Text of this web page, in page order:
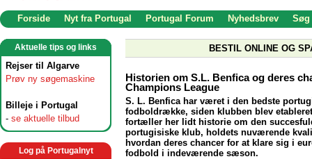
Forside Nyt fra Portugal Portugal Forum Nyhedsbrev Søg
Aktuelle tips og links
Rejser til Algarve
Prøv ny søgemaskine
Billeje i Portugal
- se aktuelle tilbud
Log på Portugalnyt
BESTIL ONLINE OG
Historien om S.L. Benfica og deres
Champions League
S. L. Benfica har været i den bedste
fodboldrække, siden klubben blev
fortæller her lidt historie om den
portugisiske klub, holdets nuværende
hvordan deres chancer for at klare sig i
fodbold i indeværende sæson.